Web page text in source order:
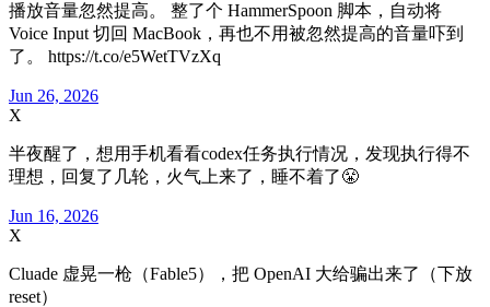
播放音量忽然提高。 整了个 HammerSpoon 脚本，自动将
Voice Input 切回 MacBook，再也不用被忽然提高的音量吓到
了。 https://t.co/e5WetTVzXq
Jun 26, 2026
X
半夜醒了，想用手机看看codex任务执行情况，发现执行得不
理想，回复了几轮，火气上来了，睡不着了😤
Jun 16, 2026
X
Cluade 虚晃一枪（Fable5），把 OpenAI 大给骗出来了（下放
reset）